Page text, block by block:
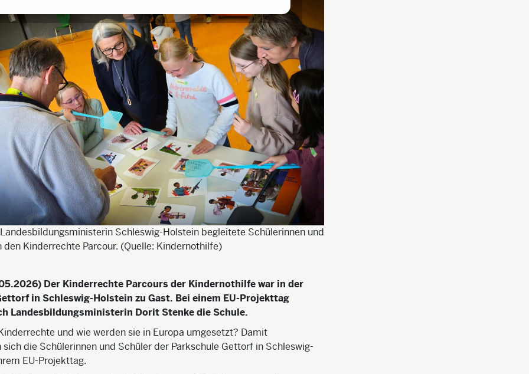
Schleswig-Holstein begleitete Schülerinnen und
den Kinderrechte Parcour. (Quelle: Kindernothilfe)
Der Kinderrechte Parcours der Kindernothilfe war in der
in Schleswig-Holstein zu Gast. Bei einem EU-Projekttag
Landesbildungsministerin Dorit Stenke die Schule.
und wie werden sie in Europa umgesetzt? Damit
die Schülerinnen und Schüler der Parkschule Gettorf in Schleswig-
EU-Projekttag.